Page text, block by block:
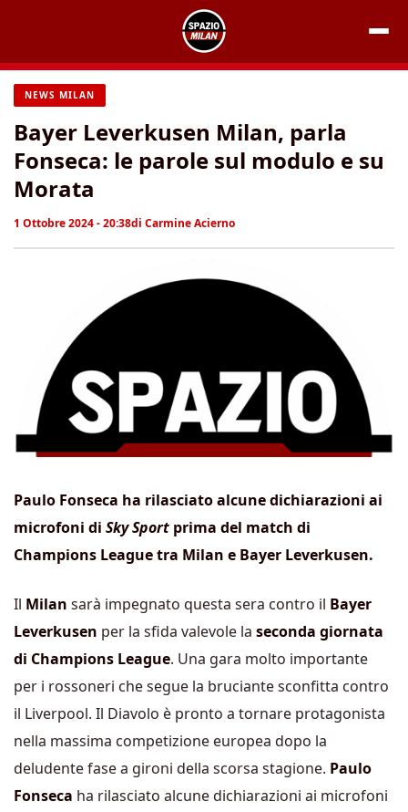
contenuto
NEWS MILAN
Bayer Leverkusen Milan, parla
Fonseca: le parole sul modulo e su
Morata
1 Ottobre 2024 - 20:38di Carmine Acierno
Paulo Fonseca ha rilasciato alcune dichiarazioni ai
microfoni di Sky Sport prima del match di
Champions League tra Milan e Bayer Leverkusen.
Il Milan sarà impegnato questa sera contro il Bayer
Leverkusen per la sfida valevole la seconda giornata
di Champions League. Una gara molto importante
per i rossoneri che segue la bruciante sconfitta contro
il Liverpool. Il Diavolo è pronto a tornare protagonista
nella massima competizione europea dopo la
deludente fase a gironi della scorsa stagione. Paulo
Fonseca ha rilasciato alcune dichiarazioni ai microfoni